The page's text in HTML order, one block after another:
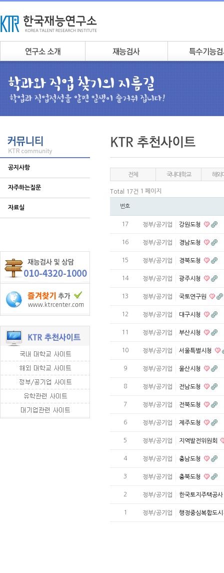
공지사항
자주하는질문
자료실
전체 국내대학교 해외
Total 17건 1 페이지
번호
17 정부/공기업 강원도청
16 정부/공기업 경남도청
15 정부/공기업 경북도청
14 정부/공기업 광주시청
13 정부/공기업 국토연구원
12 정부/공기업 대구시청
11 정부/공기업 부산시청
10 정부/공기업 서울특별시청
9 정부/공기업 울산시청
8 정부/공기업 전남도청
7 정부/공기업 전북도청
6 정부/공기업 제주도청
5 정부/공기업 지역발전위원회
4 정부/공기업 충남도청
3 정부/공기업 충북도청
2 정부/공기업 한국토지주택공사
1 정부/공기업 행정중심복합도